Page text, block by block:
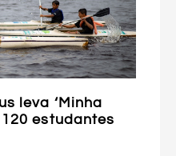
leva ‘Minha
estudantes